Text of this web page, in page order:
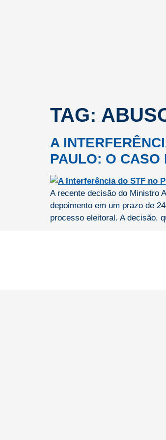
TAG:
A
PAULO: O CASO
A recente decisão do Ministro
depoimento em um prazo de
processo eleitoral. A decisão,